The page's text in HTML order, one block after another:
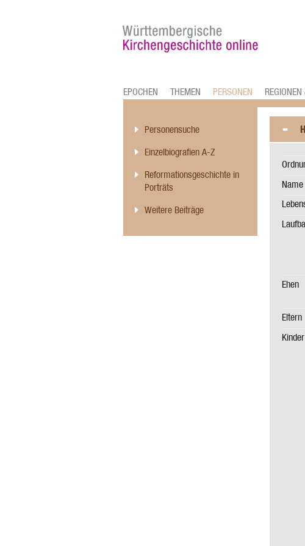
EPOCHEN THEMEN PERSONEN
Personensuche
Einzelbiografien A-Z
Reformationsgeschichte in
Porträts
Weitere Beiträge
Name
Ehen
Eltern
Kinder